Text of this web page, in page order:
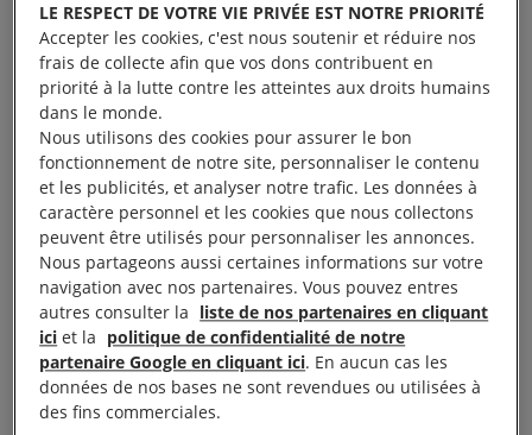
Signatures de pétitions et écriture de lettres
Le Centre d’action régional pour les 10 jours pour
signer sera installé sous une tente où vous pourrez
LE RESPECT DE VOTRE VIE PRIVÉE EST NOTRE PRIORITÉ
Accepter les cookies, c'est nous soutenir et réduire nos
frais de collecte afin que vos dons contribuent en
priorité à la lutte contre les atteintes aux droits humains
dans le monde.
Nous utilisons des cookies pour assurer le bon
fonctionnement de notre site, personnaliser le contenu
et les publicités, et analyser notre trafic. Les données à
caractère personnel et les cookies que nous collectons
peuvent être utilisés pour personnaliser les annonces.
Nous partageons aussi certaines informations sur votre
navigation avec nos partenaires. Vous pouvez entres
autres consulter la liste de nos partenaires en cliquant
ici et la politique de confidentialité de notre
partenaire Google en cliquant ici. En aucun cas les
données de nos bases ne sont revendues ou utilisées à
des fins commerciales.